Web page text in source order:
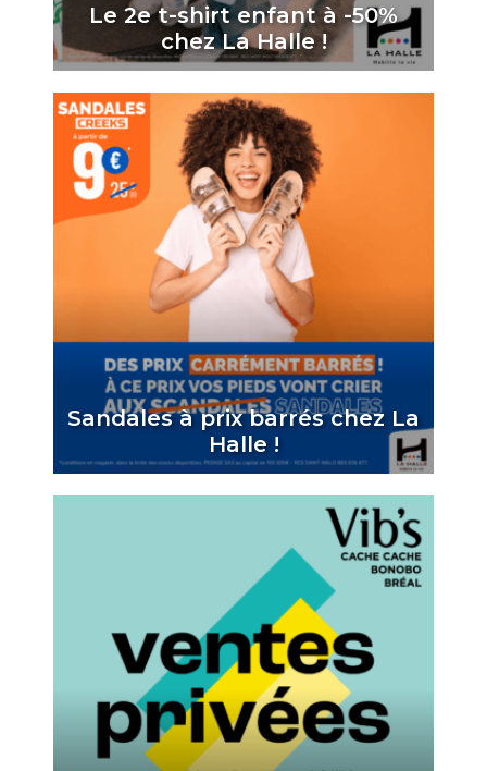
Le 2e t-shirt enfant à -50%
chez La Halle !
Sandales à prix barrés chez La
Halle !